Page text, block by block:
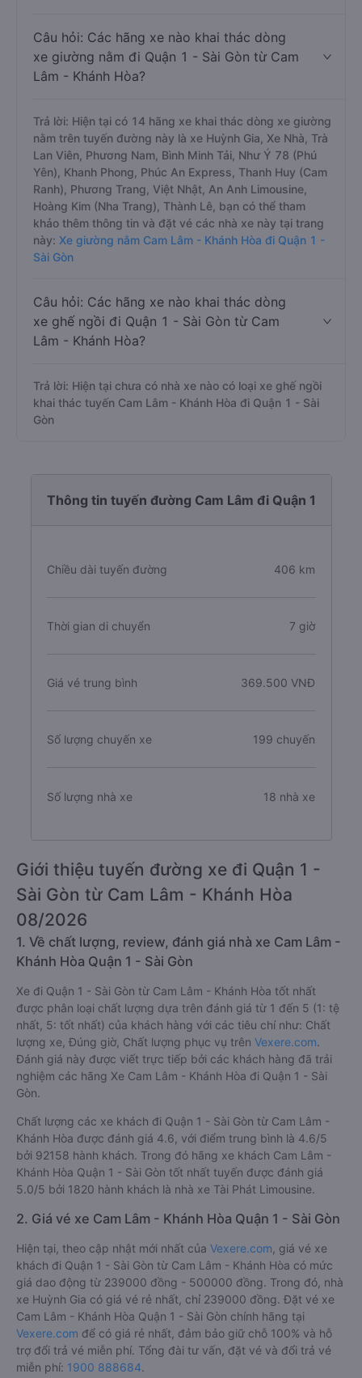
Câu hỏi: Các hãng xe nào khai thác dòng
xe giường nằm đi Quận 1 - Sài Gòn từ Cam
Lâm - Khánh Hòa?
Trả lời: Hiện tại có 14 hãng xe khai thác dòng xe giường
nằm trên tuyến đường này là xe Huỳnh Gia, Xe Nhà, Trà
Lan Viên, Phương Nam, Bình Minh Tải, Như Ý 78 (Phú
Yên), Khanh Phong, Phúc An Express, Thanh Huy (Cam
Ranh), Phương Trang, Việt Nhật, An Anh Limousine,
Hoàng Kim (Nha Trang), Thành Lê, bạn có thể tham
khảo thêm thông tin và đặt vé các nhà xe này tại trang
này: Xe giường nằm Cam Lâm - Khánh Hòa đi Quận 1 -
Sài Gòn
Câu hỏi: Các hãng xe nào khai thác dòng
xe ghế ngồi đi Quận 1 - Sài Gòn từ Cam
Lâm - Khánh Hòa?
Trả lời: Hiện tại chưa có nhà xe nào có loại xe ghế ngồi
khai thác tuyến Cam Lâm - Khánh Hòa đi Quận 1 - Sài
Gòn
Thông tin tuyến đường Cam Lâm đi Quận 1
Chiều dài tuyến đường 406 km
Thời gian di chuyển 7 giờ
Giá vé trung bình 369.500 VNĐ
Số lượng chuyến xe 199 chuyến
Số lượng nhà xe 18 nhà xe
Giới thiệu tuyến đường xe đi Quận 1 -
Sài Gòn từ Cam Lâm - Khánh Hòa
08/2026
1. Về chất lượng, review, đánh giá nhà xe Cam Lâm -
Khánh Hòa Quận 1 - Sài Gòn
Xe đi Quận 1 - Sài Gòn từ Cam Lâm - Khánh Hòa tốt nhất
được phân loại chất lượng dựa trên đánh giá từ 1 đến 5 (1: tệ
nhất, 5: tốt nhất) của khách hàng với các tiêu chí như: Chất
lượng xe, Đúng giờ, Chất lượng phục vụ trên Vexere.com.
Đánh giá này được viết trực tiếp bởi các khách hàng đã trải
nghiệm các hãng Xe Cam Lâm - Khánh Hòa đi Quận 1 - Sài
Gòn.
Chất lượng các xe khách đi Quận 1 - Sài Gòn từ Cam Lâm -
Khánh Hòa được đánh giá 4.6, với điểm trung bình là 4.6/5
bởi 92158 hành khách. Trong đó hãng xe khách Cam Lâm -
Khánh Hòa Quận 1 - Sài Gòn tốt nhất tuyến được đánh giá
5.0/5 bởi 1820 hành khách là nhà xe Tài Phát Limousine.
2. Giá vé xe Cam Lâm - Khánh Hòa Quận 1 - Sài Gòn
Hiện tại, theo cập nhật mới nhất của Vexere.com , giá vé xe
khách đi Quận 1 - Sài Gòn từ Cam Lâm - Khánh Hòa có mức
giá dao động từ 239000 đồng - 500000 đồng. Trong đó, nhà
xe Huỳnh Gia có giá vé rẻ nhất, chỉ 239000 đồng. Đặt vé xe
Cam Lâm - Khánh Hòa Quận 1 - Sài Gòn chính hãng tại
Vexere.com để có giá rẻ nhất, đảm bảo giữ chỗ 100% và hỗ
trợ đổi trả vé miễn phí. Tổng đài tư vấn, đặt vé và đổi trả vé
miễn phí: 1900 888684.